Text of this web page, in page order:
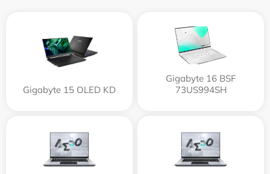
Gigabyte 15 OLED KD
Gigabyte 16 BSF
73US994SH